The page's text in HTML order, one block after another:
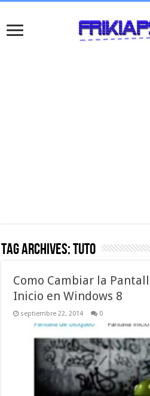
Tag Archives:tuto
Como Cambiar la
Inicio en Windows 8
septiembre 22, 2014 0